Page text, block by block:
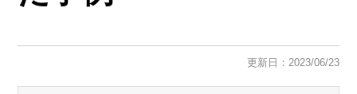
更新日：2023/06/23